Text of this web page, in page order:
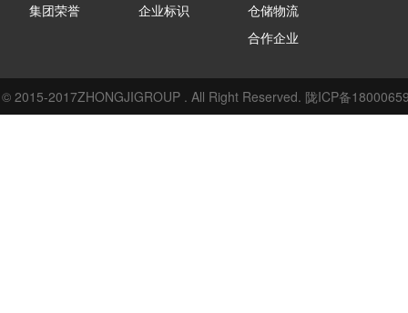
集团荣誉
企业标识
仓储物流
合作企业
© 2015-2017ZHONGJIGROUP . All Right Reserved. 陇ICP备